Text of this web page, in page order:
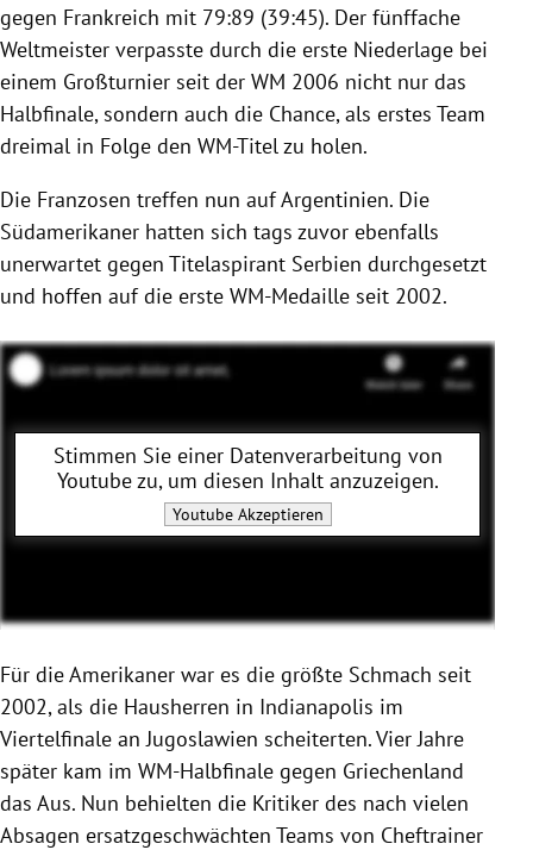
gegen Frankreich mit 79:89 (39:45). Der fünffache
Weltmeister verpasste durch die erste Niederlage bei
einem Großturnier seit der WM 2006 nicht nur das
Halbfinale, sondern auch die Chance, als erstes Team
dreimal in Folge den WM-Titel zu holen.
Die Franzosen treffen nun aufArgentinien. Die
Südamerikaner hatten sich tags zuvor ebenfalls
unerwartet gegen Titelaspirant Serbien durchgesetzt
und hoffen auf die erste WM-Medaille seit 2002.
Stimmen Sie einer Datenverarbeitung von
Youtubezu, um diesen Inhalt anzuzeigen.
YoutubeAkzeptieren
Für die Amerikaner war es die größte Schmach seit
2002, als die Hausherren in Indianapolis im
Viertelfinale anJugoslawien scheiterten. Vier Jahre
später kam im WM-Halbfinale gegen Griechenland
das Aus. Nun behielten die Kritiker des nach vielen
Absagen ersatzgeschwächten Teams von Cheftrainer